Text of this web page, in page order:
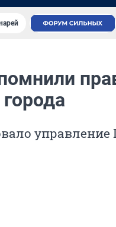
управление